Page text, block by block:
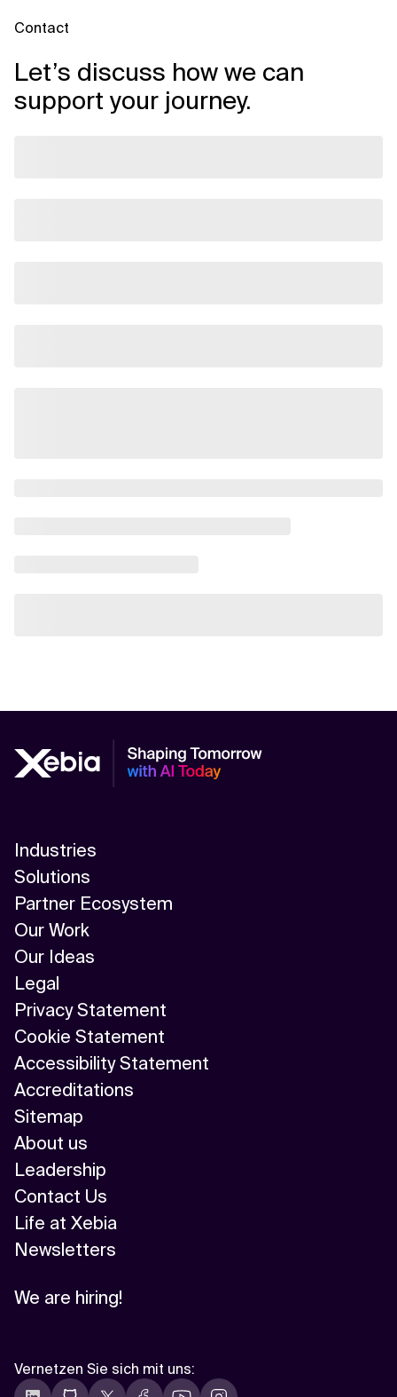
Contact
Let’s discuss how we can
support your journey.
Industries
Solutions
Partner Ecosystem
Our Work
Our Ideas
Legal
Privacy Statement
Cookie Statement
Accessibility Statement
Accreditations
Sitemap
About us
Leadership
Contact Us
Life at Xebia
Newsletters
We are hiring!
Vernetzen Sie sich mit uns: